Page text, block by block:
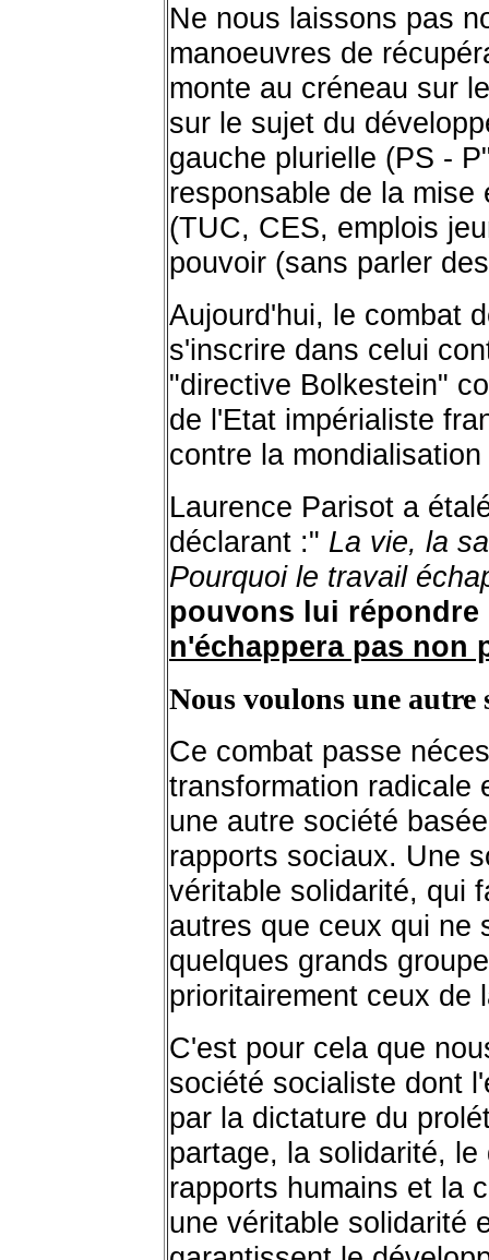
Ne nous laissons pas
manoeuvres de
monte au créneau sur
sur le sujet du
gauche plurielle (PS -
responsable de la
(TUC, CES, emplois
pouvoir (sans parler
Aujourd'hui, le combat
s'inscrire dans celui
"directive Bolkestein"
de l'Etat impérialiste
contre la
Laurence Parisot a
déclarant :" La vie, la
Pourquoi le travail
pouvons lui
n'échappera pas non
Nous voulons une autre
Ce combat passe
transformation radicale
une autre société
rapports sociaux. Une
véritable solidarité, qui
autres que ceux qui ne
quelques grands
prioritairement ceux de
C'est pour cela que
société socialiste dont
par la dictature du
partage, la solidarité,
rapports humains et la
une véritable solidarité